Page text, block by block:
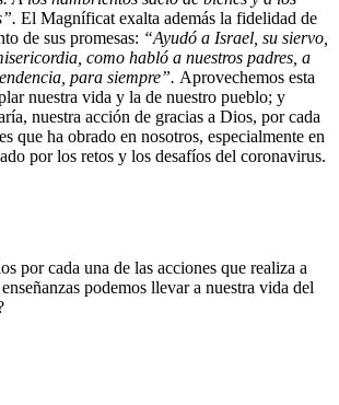
El Magníficat exalta además la fidelidad de
de sus promesas: “Ayudó a Israel, su siervo,
como habló a nuestros padres, a
para siempre”. Aprovechemos esta
nuestra vida y la de nuestro pueblo; y
nuestra acción de gracias a Dios, por cada
que ha obrado en nosotros, especialmente en
por los retos y los desafíos del coronavirus.
por cada una de las acciones que realiza a
podemos llevar a nuestra vida del